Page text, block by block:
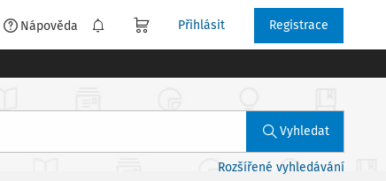
Nápověda Přihlásit Registrace
Vyhledat
Rozšířené vyhledávání